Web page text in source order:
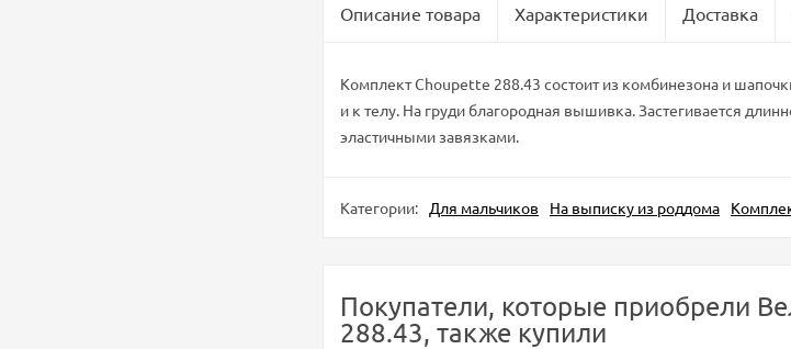
Описание товара Характеристики Доставка
Комплект Choupette 288.43 состоит из комбинезона и
и к телу. На груди благородная вышивка. Застегивается
эластичными завязками.
Категории: Для мальчиков На выписку из роддома
Покупатели, которые приобрели
288.43, также купили